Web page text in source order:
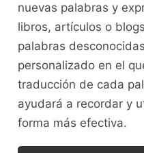
nuevas palabras y
libros, ‍artículos o
palabras
personalizado en el⁢
traducción de cada
ayudará a recordar y
forma más‌ efectiva.